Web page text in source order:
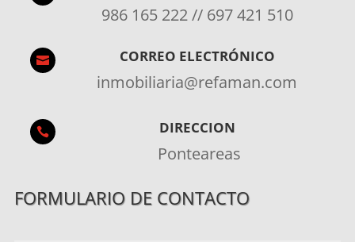
986 165 222 // 697 421 510
 CORREO ELECTRÓNICO
inmobiliaria@refaman.com
 DIRECCION
Ponteareas
FORMULARIO DE CONTACTO